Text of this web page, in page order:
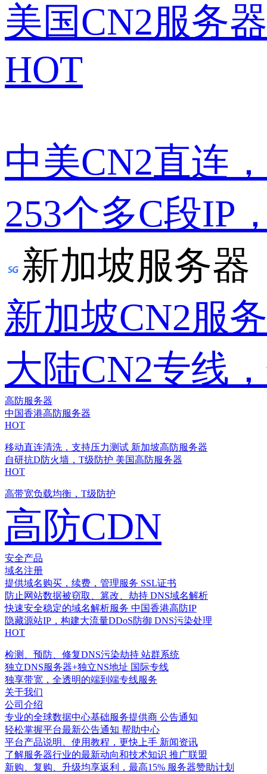
美国CN2服务器
HOT
中美CN2直连
253个多C段IP
新加坡服务器
新加坡CN2服
大陆CN2专线
高防服务器
中国香港高防服务器
HOT
移动直连清洗，支持压力测试 新加坡高防服务器
自研抗D防火墙，T级防护 美国高防服务器
HOT
高带宽负载均衡，T级防护
高防CDN
安全产品
域名注册
提供域名购买，续费，管理服务 SSL证书
防止网站数据被窃取、篡改、劫持 DNS域名解析
快速安全稳定的域名解析服务 中国香港高防IP
隐藏源站IP，构建大流量DDoS防御 DNS污染处理
HOT
检测、预防、修复DNS污染劫持 站群系统
独立DNS服务器+独立NS地址 国际专线
独享带宽，全透明的端到端专线服务
关于我们
公司介绍
专业的全球数据中心基础服务提供商 公告通知
轻松掌握平台最新公告通知 帮助中心
平台产品说明、使用教程，更快上手 新闻资讯
了解服务器行业的最新动向和技术知识 推广联盟
新购、复购、升级均享返利，最高15% 服务器赞助计划